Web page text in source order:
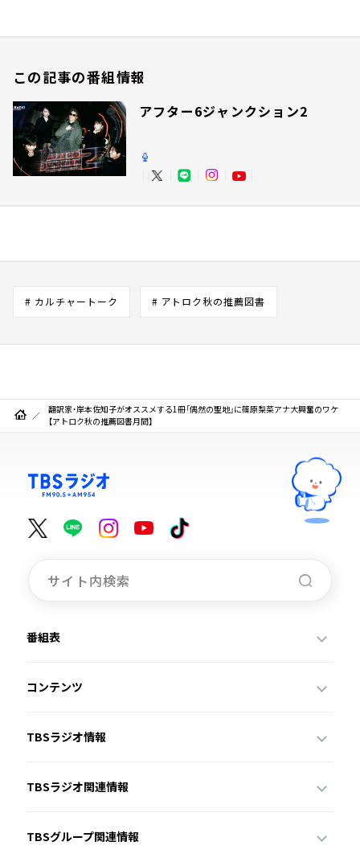
この記事の番組情報
アフター6ジャンクション2
# カルチャートーク # アトロク秋の推薦図書
翻訳家・岸本佐知子がオススメする1冊「偶然の聖地」に篠原梨菜アナ大興奮のワケ
【アトロク秋の推薦図書月間】
番組表
コンテンツ
TBSラジオ情報
TBSラジオ関連情報
TBSグループ関連情報